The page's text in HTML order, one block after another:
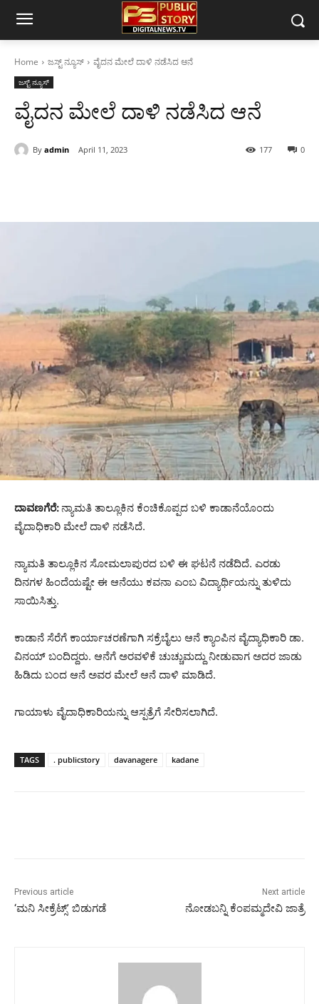
Home ಜಸ್ಟ್ ನ್ಯೂಸ್ ವೈದನ ಮೇಲೆ ದಾಳಿ ನಡೆಸಿದ ಆನೆ
ಜಸ್ಟ್ ನ್ಯೂಸ್
ವೈದನ ಮೇಲೆ ದಾಳಿ ನಡೆಸಿದ ಆನೆ
By admin April 11, 2023 0
177
ದಾವಣಗೆರೆ:ನ್ಯಾಮತಿ ತಾಲ್ಲೂಕಿನ ಕೆಂಚಿಕೊಪ್ಪದ ಬಳಿ ಕಾಡಾನೆಯೊಂದು
ವೈದಾಧಿಕಾರಿ ಮೇಲೆ ದಾಳಿ ನಡೆಸಿದೆ.
ನ್ಯಾಮತಿ ತಾಲ್ಲೂಕಿನ ಸೋಮಲಾಪುರದ ಬಳಿ ಈ ಘಟನೆ ನಡೆದಿದೆ. ಎರಡು
ದಿನಗಳ ಹಿಂದೆಯಷ್ಟೇ ಈ ಆನೆಯು ಕವನಾ ಎಂಬ ವಿದ್ಯಾರ್ಥಿಯನ್ನು ತುಳಿದು
ಸಾಯಿಸಿತ್ತು.
ಕಾಡಾನೆ ಸೆರೆಗೆ ಕಾರ್ಯಾಚರಣೆಗಾಗಿ ಸಕ್ರೆಬೈಲು ಆನೆ ಕ್ಯಾಂಪಿನ ವೈದ್ಯಾಧಿಕಾರಿ ಡಾ.
ವಿನಯ್ ಬಂದಿದ್ದರು. ಆನೆಗೆ ಅರವಳಿಕೆ ಚುಚ್ಚುಮದ್ದು ನೀಡುವಾಗ ಅದರ ಜಾಡು
ಹಿಡಿದು ಬಂದ ಆನೆ ಅವರ ಮೇಲೆ ಆನೆ ದಾಳಿ ಮಾಡಿದೆ.
ಗಾಯಾಳು ವೈದಾಧಿಕಾರಿಯನ್ನು ಆಸ್ಪತ್ರೆಗೆ ಸೇರಿಸಲಾಗಿದೆ.
TAGS . publicstory davanagere kadane
Previous article
‘ಮನಿ ಸೀಕ್ರೆಟ್ಸ್’ ಬಿಡುಗಡೆ
Next article
ನೋಡಬನ್ನಿ ಕೆಂಪಮ್ಮದೇವಿ ಜಾತ್ರೆ